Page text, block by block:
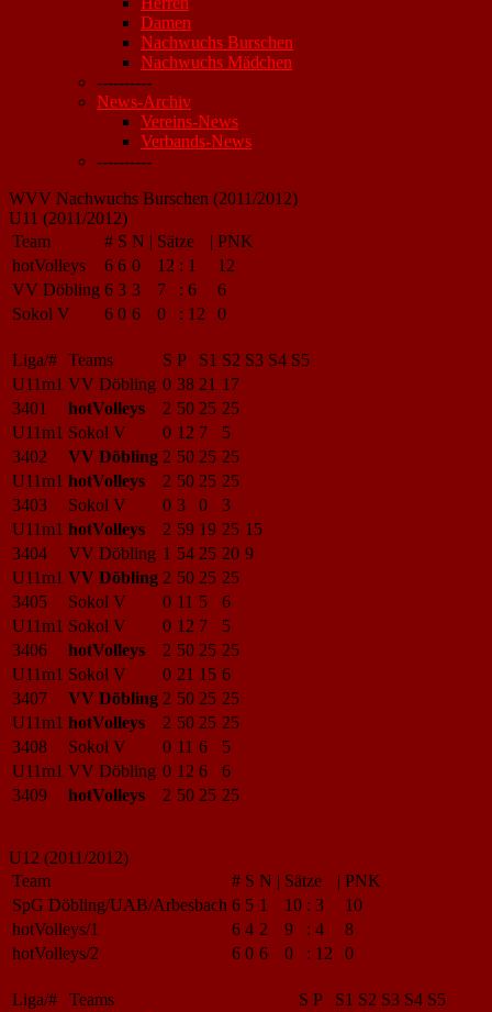
Damen
Nachwuchs Burschen
Nachwuchs Mädchen
----------
News-Archiv
Vereins-News
Verbands-News
----------
WVV Nachwuchs Burschen (2011/2012)
U11 (2011/2012)
Team
# S N | Sätze | PNK
hotVolleys
6 6 0 12 : 1
12
VV Döbling 6 3 3 7 : 6
6
Sokol V
6 0 6 0 : 12 0
Liga/# Teams S P S1 S2 S3 S4 S5
U11m1 VV Döbling 0 38 21 17
3401
hotVolleys 2 50 25 25
U11m1 Sokol V 0 12 7
5
3402
VV Döbling 2 50 25 25
U11m1 hotVolleys 2 50 25 25
3403
Sokol V 0 3 0
3
U11m1 hotVolleys 2 59 19 25 15
3404
VV Döbling 1 54 25 20 9
U11m1 VV Döbling 2 50 25 25
3405
Sokol V 0 11 5
6
U11m1 Sokol V 0 12 7
5
3406
hotVolleys 2 50 25 25
U11m1 Sokol V 0 21 15 6
3407
VV Döbling 2 50 25 25
U11m1 hotVolleys 2 50 25 25
3408
Sokol V 0 11 6
5
U11m1 VV Döbling 0 12 6
6
3409
hotVolleys 2 50 25 25
U12 (2011/2012)
Team
# S N | Sätze | PNK
SpG Döbling/UAB/Arbesbach 6 5 1 10 : 3
10
hotVolleys/1
6 4 2 9 : 4
8
hotVolleys/2
6 0 6 0 : 12 0
Liga/# Teams S P S1 S2 S3 S4 S5